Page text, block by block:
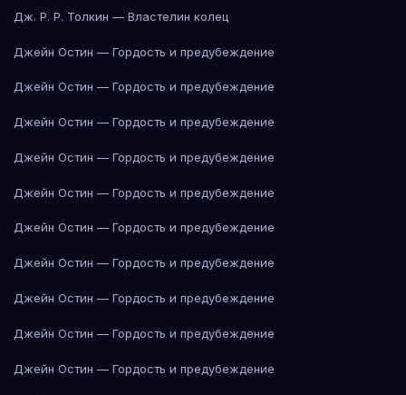
Дж. Р. Р. Толкин — Властелин колец
Джейн Остин — Гордость и предубеждение
Джейн Остин — Гордость и предубеждение
Джейн Остин — Гордость и предубеждение
Джейн Остин — Гордость и предубеждение
Джейн Остин — Гордость и предубеждение
Джейн Остин — Гордость и предубеждение
Джейн Остин — Гордость и предубеждение
Джейн Остин — Гордость и предубеждение
Джейн Остин — Гордость и предубеждение
Джейн Остин — Гордость и предубеждение